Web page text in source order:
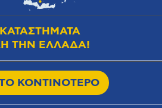
ΤΗΝ ΕΛΛΑΔΑ!
ΤΟ ΚΟΝΤΙΝΟΤΕΡΟ